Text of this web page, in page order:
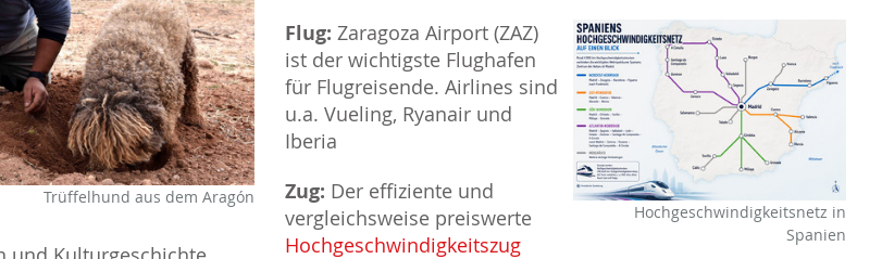
Trüffelhund aus dem Aragón
Hochgeschwindigkeitsnetz in
Spanien
Flug: Zaragoza Airport (ZAZ)
ist der wichtigste Flughafen
für Flugreisende. Airlines sind
u.a. Vueling, Ryanair und
Iberia
Zug: Der effiziente und
vergleichsweise preiswerte
Hochgeschwindigkeitszug